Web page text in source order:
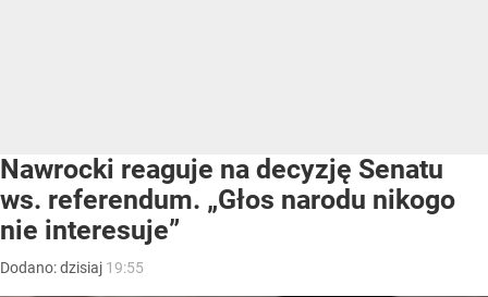
Nawrocki reaguje na decyzję Senatu
ws. referendum. „Głos narodu nikogo
nie interesuje”
Dodano:dzisiaj 19:55